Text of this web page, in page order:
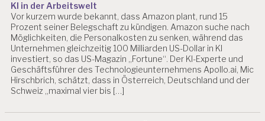
KI in der Arbeitswelt
Vor kurzem wurde bekannt, dass Amazon plant, rund 15
Prozent seiner Belegschaft zu kündigen. Amazon suche nach
Möglichkeiten, die Personalkosten zu senken, während das
Unternehmen gleichzeitig 100 Milliarden US-Dollar in KI
investiert, so das US-Magazin „Fortune“. Der KI-Experte und
Geschäftsführer des Technologieunternehmens Apollo.ai, Mic
Hirschbrich, schätzt, dass in Österreich, Deutschland und der
Schweiz „maximal vier bis […]